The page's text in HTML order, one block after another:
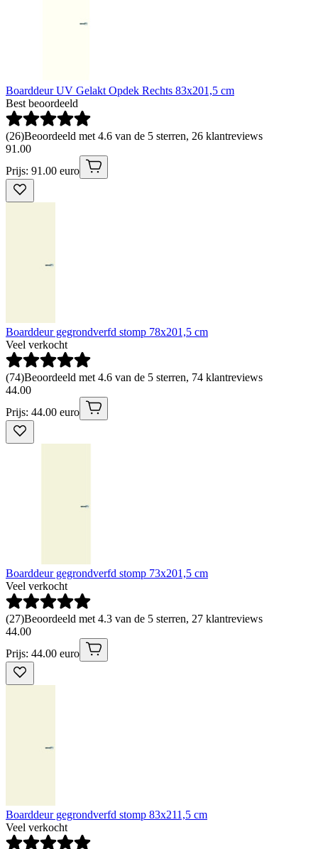
Boarddeur UV Gelakt Opdek Rechts 83x201,5 cm
Best beoordeeld
(26)Beoordeeld met 4.6 van de 5 sterren, 26 klantreviews
91 .00
Prijs: 91.00 euro
Boarddeur gegrondverfd stomp 78x201,5 cm
Veel verkocht
(74)Beoordeeld met 4.6 van de 5 sterren, 74 klantreviews
44.00
Prijs: 44.00 euro
Boarddeur gegrondverfd stomp 73x201,5 cm
Veel verkocht
(27)Beoordeeld met 4.3 van de 5 sterren, 27 klantreviews
44.00
Prijs: 44.00 euro
Boarddeur gegrondverfd stomp 83x211,5 cm
Veel verkocht